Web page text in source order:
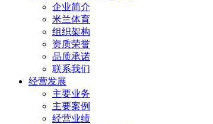
企业简介
米兰体育
组织架构
资质荣誉
品质承诺
联系我们
经营发展
主要业务
主要案例
经营业绩